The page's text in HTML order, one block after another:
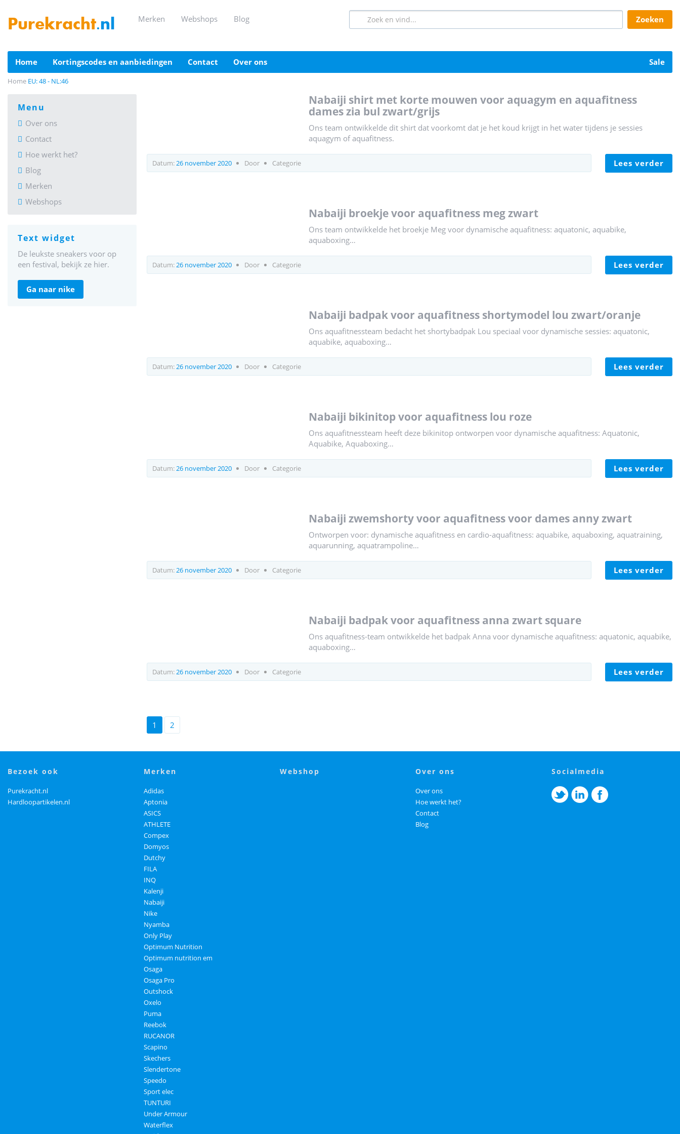
Purekracht.nl merken webshops blog zoeken
home kortingscodes en aanbiedingen contact over ons sale
Home EU: 48 - NL:46
nabaiji shirt met korte mouwen voor aquagym en aquafitness
dames zia bul zwart/grijs
Ons team ontwikkelde dit shirt dat voorkomt dat je het koud krijgt in het water tijdens je sessies
aquagym of aquafitness.
Datum:26 november 2020 Door Categorie lees verder
nabaiji broekje voor aquafitness meg zwart
Ons team ontwikkelde het broekje Meg voor dynamische aquafitness: aquatonic, aquabike,
aquaboxing…
Datum:26 november 2020 Door Categorie lees verder
nabaiji badpak voor aquafitness shortymodel lou zwart/oranje
Ons aquafitnessteam bedacht het shortybadpak Lou speciaal voor dynamische sessies: aquatonic,
aquabike, aquaboxing…
Datum:26 november 2020 Door Categorie lees verder
nabaiji bikinitop voor aquafitness lou roze
Ons aquafitnessteam heeft deze bikinitop ontworpen voor dynamische aquafitness: Aquatonic,
Aquabike, Aquaboxing…
Datum:26 november 2020 Door Categorie lees verder
nabaiji zwemshorty voor aquafitness voor dames anny zwart
Ontworpen voor: dynamische aquafitness en cardio-aquafitness: aquabike, aquaboxing, aquatraining,
aquarunning, aquatrampoline…
Datum:26 november 2020 Door Categorie lees verder
nabaiji badpak voor aquafitness anna zwart square
Ons aquafitness-team ontwikkelde het badpak Anna voor dynamische aquafitness: aquatonic, aquabike,
aquaboxing…
Datum:26 november 2020 Door Categorie lees verder
1 2
menu
Over ons
Contact
Hoe werkt het?
Blog
Merken
Webshops
text widget
De leukste sneakers voor op
een festival, bekijk ze hier.
ga naar nike
bezoek ook
Purekracht.nl
Hardloopartikelen.nl
merken
Adidas
Aptonia
ASICS
ATHLETE
Compex
Domyos
Dutchy
FILA
INQ
Kalenji
Nabaiji
Nike
Nyamba
Only Play
Optimum Nutrition
Optimum nutrition em
Osaga
Osaga Pro
Outshock
Oxelo
Puma
Reebok
RUCANOR
Scapino
Skechers
Slendertone
Speedo
Sport elec
TUNTURI
Under Armour
Waterflex
webshop over ons
Over ons
Hoe werkt het?
Contact
Blog
socialmedia